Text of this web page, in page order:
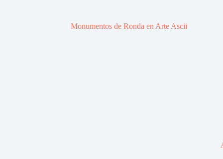
Monumentos de Ronda en Arte Ascii